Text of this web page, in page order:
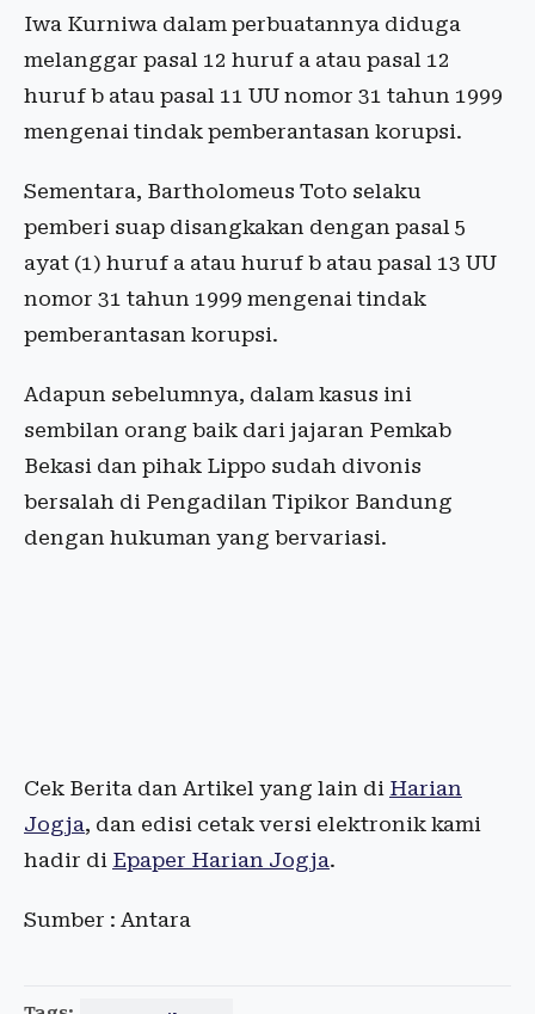
Iwa Kurniwa dalam perbuatannya diduga
melanggar pasal 12 huruf a atau pasal 12
huruf b atau pasal 11 UU nomor 31 tahun 1999
mengenai tindak pemberantasan korupsi.
Sementara, Bartholomeus Toto selaku
pemberi suap disangkakan dengan pasal 5
ayat (1) huruf a atau huruf b atau pasal 13 UU
nomor 31 tahun 1999 mengenai tindak
pemberantasan korupsi.
Adapun sebelumnya, dalam kasus ini
sembilan orang baik dari jajaran Pemkab
Bekasi dan pihak Lippo sudah divonis
bersalah di Pengadilan Tipikor Bandung
dengan hukuman yang bervariasi.
Cek Berita dan Artikel yang lain di Harian
Jogja, dan edisi cetak versi elektronik kami
hadir di Epaper Harian Jogja.
Sumber : Antara